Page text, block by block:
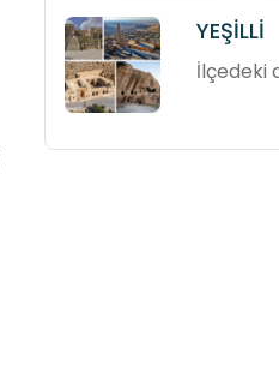
YEŞİLLİ
İlçedeki